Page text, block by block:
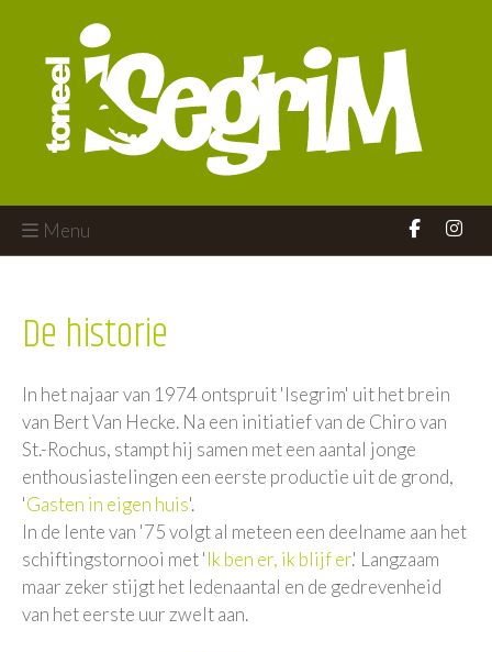
Menu
De historie
In het najaar van 1974 ontspruit 'Isegrim' uit het brein
van Bert Van Hecke. Na een initiatief van de Chiro van
St.-Rochus, stampt hij samen met een aantal jonge
enthousiastelingen een eerste productie uit de grond,
'Gasten in eigen huis'.
In de lente van '75 volgt al meteen een deelname aan het
schiftingstornooi met 'Ik ben er, ik blijf er.' Langzaam
maar zeker stijgt het ledenaantal en de gedrevenheid
van het eerste uur zwelt aan.